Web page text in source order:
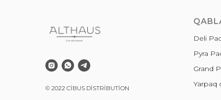
© 2022 CİBUS DİSTRİBUTİON
Deli
Pyra
Grand
Yarpaq